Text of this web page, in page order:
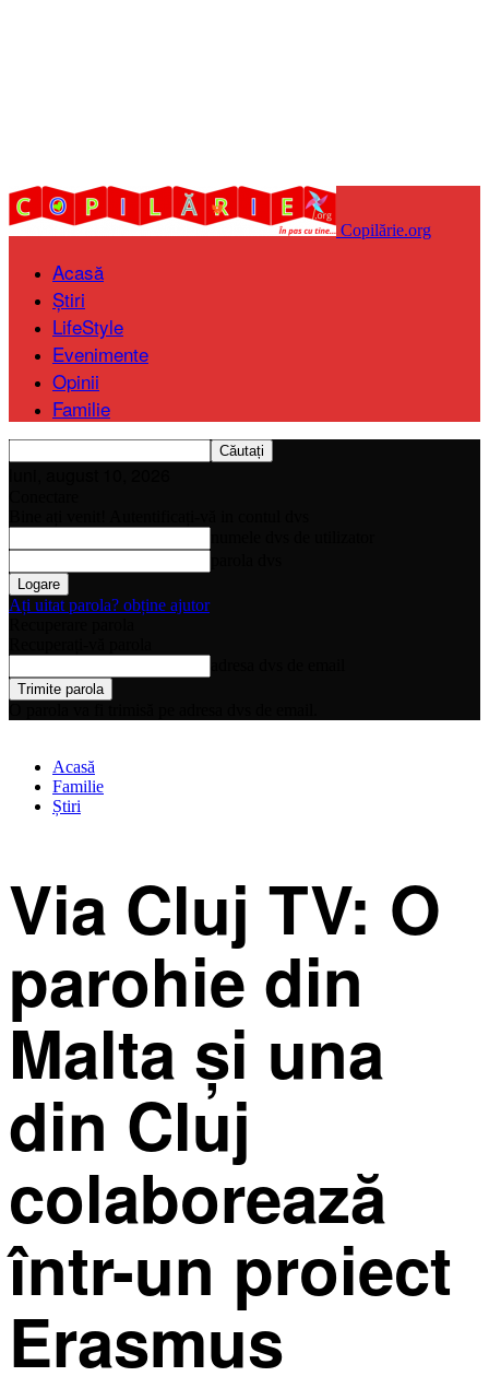
Copilărie.org
Acasă
Știri
LifeStyle
Evenimente
Opinii
Familie
Ați uitat parola? obține ajutor
Acasă
Familie
Știri
Via Cluj TV: O
parohie din
Malta și una
din Cluj
colaborează
într-un proiect
Erasmus